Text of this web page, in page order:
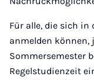
Für alle, die sich in
anmelden können,
Sommersemester
Regelstudienzeit